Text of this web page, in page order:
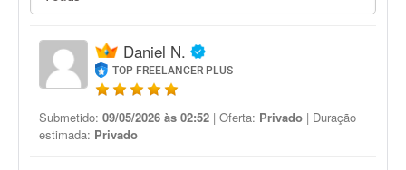
Daniel N.
TOP FREELANCER PLUS
Submetido: 09/05/2026 às 02:52 | Oferta: Privado | Duração
estimada: Privado